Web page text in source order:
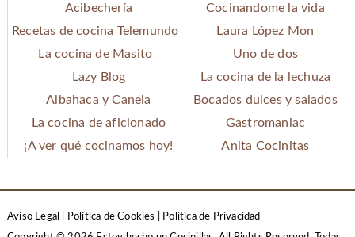
Acibechería
Cocinandome la vida
Recetas de cocina Telemundo
Laura López Mon
La cocina de Masito
Uno de dos
Lazy Blog
La cocina de la lechuza
Albahaca y Canela
Bocados dulces y salados
La cocina de aficionado
Gastromaniac
¡A ver qué cocinamos hoy!
Anita Cocinitas
Aviso Legal Política de Cookies
Política de Privacidad